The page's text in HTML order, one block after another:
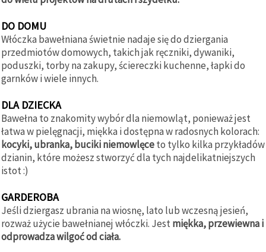
DO DOMU
Włóczka bawełniana świetnie nadaje się do dziergania
przedmiotów domowych, takich jak ręczniki, dywaniki,
poduszki, torby na zakupy, ściereczki kuchenne, łapki do
garnków i wiele innych.
DLA DZIECKA
Bawełna to znakomity wybór dla niemowląt, ponieważ jest
łatwa w pielęgnacji, miękka i dostępna w radosnych kolorach:
kocyki, ubranka, buciki niemowlęceto tylko kilka przykładów
dzianin, które możesz stworzyć dla tych najdelikatniejszych
istot :)
GARDEROBA
Jeśli dziergasz ubrania na wiosnę, lato lub wczesną jesień,
rozważ użycie bawełnianej włóczki. Jestmiękka, przewiewna i
odprowadza wilgoć od ciała.